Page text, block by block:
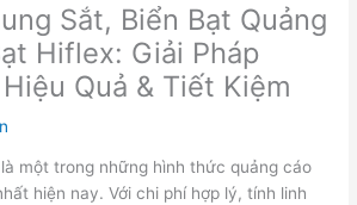
Sắt, Biển Bạt Quảng
Hiflex: Giải Pháp
Quả & Tiết Kiệm
một trong những hình thức quảng cáo
hiện nay. Với chi phí hợp lý, tính linh